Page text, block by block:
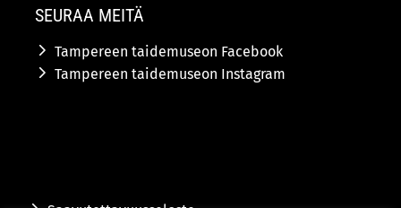
SEURAA MEITÄ
Tampereen taidemuseon Facebook
Tampereen taidemuseon Instagram